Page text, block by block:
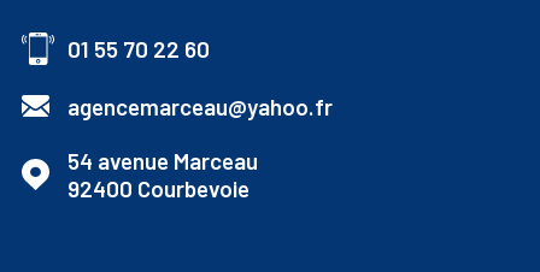
01 55 70 22 60
agencemarceau@yahoo.fr
54 avenue Marceau
92400
Courbevoie